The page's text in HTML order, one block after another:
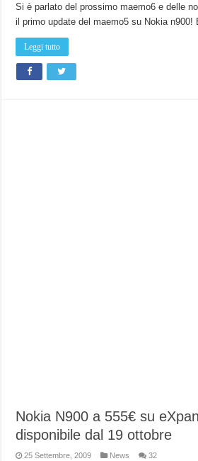
Si è parlato del prossimo maemo6 e delle
il primo update del maemo5 su Nokia
Leggi tutto
Nokia N900 a 555€ su
disponibile dal 19 ottobre
25 Settembre, 2009 News 32